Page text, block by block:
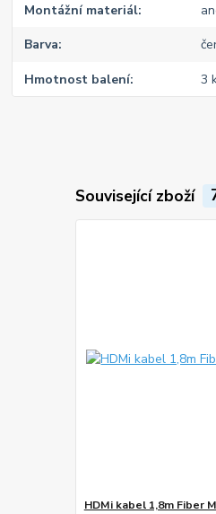
Montážní materiál
Barva
Hmotnost balení 3
Související zboží
HDMi kabel 1,8m Fiber